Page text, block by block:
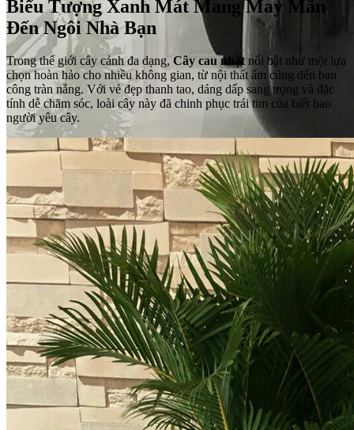
Biểu Tượng Xanh Mát Mang May Mắn
Đến Ngôi Nhà Bạn
Trong thế giới cây cảnh đa dạng, Cây cau nhậtnổi bật như một lựa
chọn hoàn hảo cho nhiều không gian, từ nội thất ấm cúng đến ban
công tràn nắng. Với vẻ đẹp thanh tao, dáng dấp sang trọng và đặc
tính dễ chăm sóc, loài cây này đã chinh phục trái tim của biết bao
người yêu cây.